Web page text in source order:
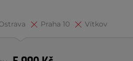
Praha 10 Vítkov